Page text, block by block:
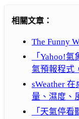
相關文章：
The Funny
「Yahoo!
氣預報程式
sWeather
量、濕度、
「天氣停